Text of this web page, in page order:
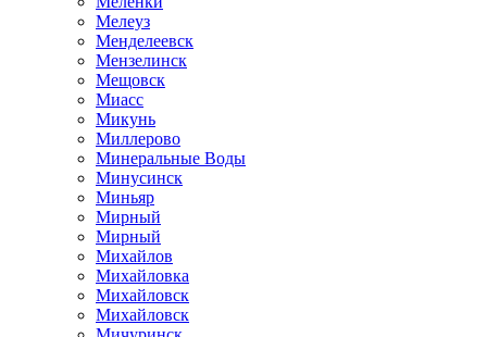
Мелеуз
Менделеевск
Мензелинск
Мещовск
Миасс
Микунь
Миллерово
Минеральные Воды
Минусинск
Миньяр
Мирный
Мирный
Михайлов
Михайловка
Михайловск
Михайловск